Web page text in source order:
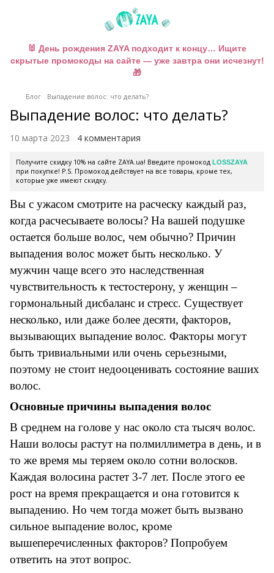
🐰 День рождения ZAYA подходит к концу… Ищите
скрытые промокоды на сайте — уже завтра они исчезнут!
🎁
Блог Выпадение волос: что делать?
Выпадение волос: что делать?
10 марта 2023 4 комментария
Получите скидку 10% на сайте ZAYA.ua! Введите промокод LOSSZAYA
при покупке! P.S. Промокод действует на все товары, кроме тех,
которые уже имеют скидку.
Вы с ужасом смотрите на расческу каждый раз,
когда расчесываете волосы? На вашей подушке
остается больше волос, чем обычно? Причин
выпадения волос может быть несколько. У
мужчин чаще всего это наследственная
чувствительность к тестостерону, у женщин –
гормональный дисбаланс и стресс. Существует
несколько, или даже более десяти, факторов,
вызывающих выпадение волос. Факторы могут
быть тривиальными или очень серьезными,
поэтому не стоит недооценивать состояние ваших
волос.
Основные причины выпадения волос
В среднем на голове у нас около ста тысяч волос.
Наши волосы растут на полмиллиметра в день, и в
то же время мы теряем около сотни волосков.
Каждая волосина растет 3-7 лет. После этого ее
рост на время прекращается и она готовится к
выпадению. Но чем тогда может быть вызвано
сильное выпадение волос, кроме
вышеперечисленных факторов? Попробуем
ответить на этот вопрос.